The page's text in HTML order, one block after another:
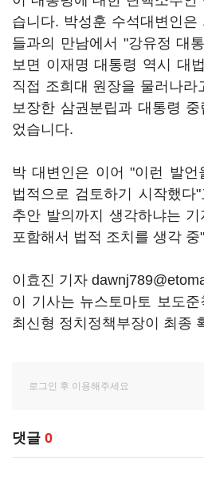
습니다. 박성훈 수석대변인
들과의 만남에서 "강유정 대
보면 이재명 대통령 역시 대
직접 조희대 원장을 물러나라
보장한 삼권분립과 대통령
었습니다.
박 대변인은 이어 "이런 발
법적으로 검토하기 시작했다
추안 발의까지 생각하냐는 기
포함해서 법적 조치를 생각
이효진 기자
이 기사는 뉴스토마토 보도
최신형 정치정책부장이 최종
댓글 0